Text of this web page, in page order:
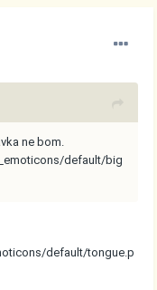
ne bom.
default/big
default/tongue.p